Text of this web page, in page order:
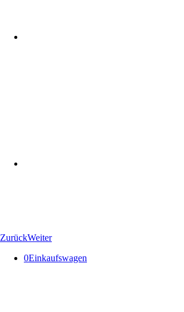
ZurückWeiter
0Einkaufswagen